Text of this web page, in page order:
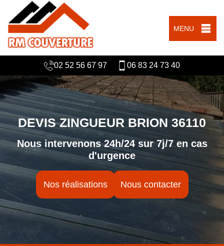
MENU
02 52 56 67 97 06 83 24 73 40
DEVIS ZINGUEUR BRION 36110
Nous intervenons 24h/24 sur 7j/7 en cas
d'urgence
Nos réalisations Nous contacter